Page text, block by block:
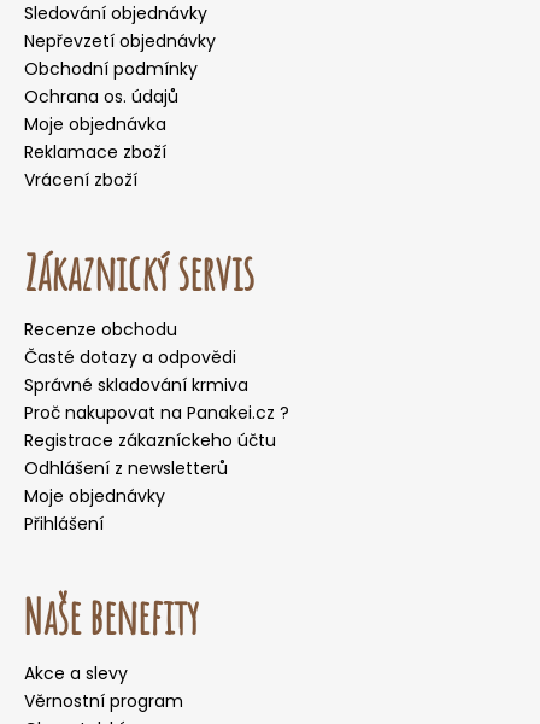
Sledování objednávky
Nepřevzetí objednávky
Obchodní podmínky
Ochrana os. údajů
Moje objednávka
Reklamace zboží
Vrácení zboží
Zákaznický servis
Recenze obchodu
Časté dotazy a odpovědi
Správné skladování krmiva
Proč nakupovat na Panakei.cz ?
Registrace zákazníckeho účtu
Odhlášení z newsletterů
Moje objednávky
Přihlášení
Naše benefity
Akce a slevy
Věrnostní program